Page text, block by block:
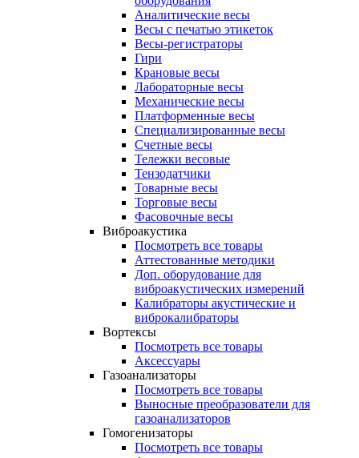
Аналитические весы
Весы с печатью этикеток
Весы-регистраторы
Гири
Крановые весы
Лабораторные весы
Механические весы
Платформенные весы
Специализированные весы
Счетные весы
Тележки весовые
Тензодатчики
Товарные весы
Торговые весы
Фасовочные весы
Виброакустика
Посмотреть все товары
Аттестованные методики
Доп. оборудование для
виброакустических измерений
Калибраторы акустические и
виброкалибраторы
Вортексы
Посмотреть все товары
Аксессуары
Газоанализаторы
Посмотреть все товары
Выносные преобразователи для
газоанализаторов
Гомогенизаторы
Посмотреть все товары